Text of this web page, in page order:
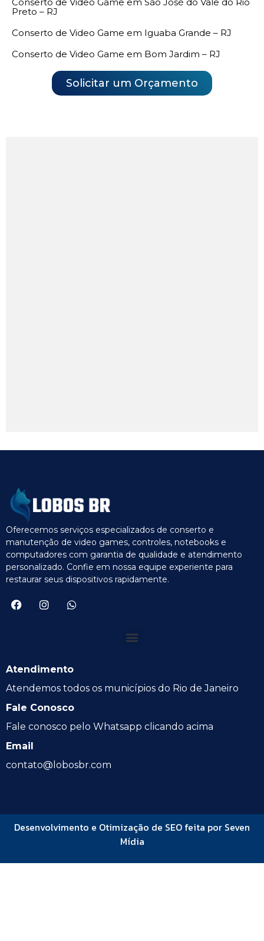
Preto – RJ
Conserto de Video Game em Iguaba Grande – RJ
Conserto de Video Game em Bom Jardim – RJ
Solicitar um Orçamento
Oferecemos serviços especializados de conserto e
manutenção de video games, controles, notebooks e
computadores com garantia de qualidade e atendimento
personalizado. Confie em nossa equipe experiente para
restaurar seus dispositivos rapidamente.
Atendimento
Atendemos todos os municípios do Rio de Janeiro
Fale Conosco
Fale conosco pelo Whatsapp clicando acima
Email
contato@lobosbr.com
Desenvolvimento e Otimização de SEO feita por Seven
Mídia